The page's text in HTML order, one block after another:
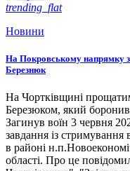
trending_flat
Новини
На Покровському напрямку
Березнюк
На Чортківщині
Березюком, який боронив
Загинув воїн 3 червня
завдання із стримування
в районі
області. Про це